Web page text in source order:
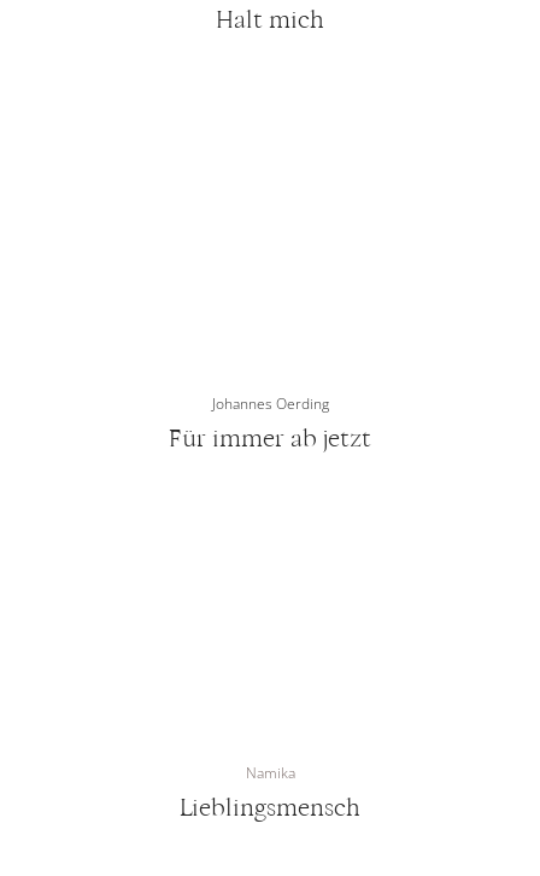
Halt mich
Johannes Oerding
Für immer ab jetzt
Namika
Lieblingsmensch